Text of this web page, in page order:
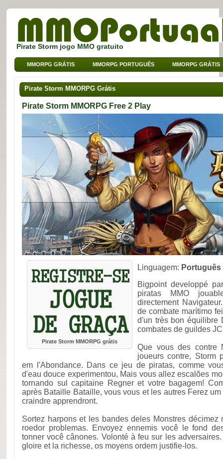
Pirate Storm jogo MMO gratuito
MMORPG GRÁTIS MMORPG PORTUGUÊS MMORPG GRÁTIS
MMO DE BROWSER MMO PARA CRIANÇAS MMO DE SPORT
Pirate Storm MMORPG Grátis
Pirate Storm MMORPG Free 2 Play
Pirate Storm MMORPG grátis
Linguagem: Português
Bigpoint developpé
piratas MMO
directement
de combate marítimo
d'un très bon équilibre
combates de guildes
Que vous des contre
joueurs contre, Storm
em l'Abondance. Dans ce jeu de piratas, comme
d'eau douce experimentou, Mais vous allez escalões
tornando sul capitaine Regner et votre bagagem!
après Bataille Bataille, vous vous et les autres Ferez
craindre apprendront.
Sortez harpons et les bandes deles Monstres
roedor problemas. Envoyez ennemis você le fond
tonner você cânones. Volonté à feu sur les
gloire et la richesse, os moyens ordem justifie-los.